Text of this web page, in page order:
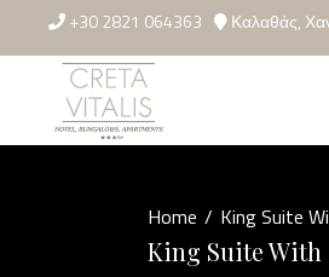
+30 2821 064363 Καλαθάς,
Home/King Suite
King Suite With